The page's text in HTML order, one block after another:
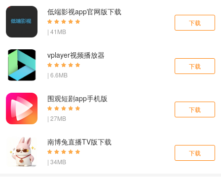
低端影视app官网版下载
| 41MB
下载
vplayer视频播放器
| 6.6MB
下载
围观短剧app手机版
| 27MB
下载
南博兔直播TV版下载
| 34MB
下载